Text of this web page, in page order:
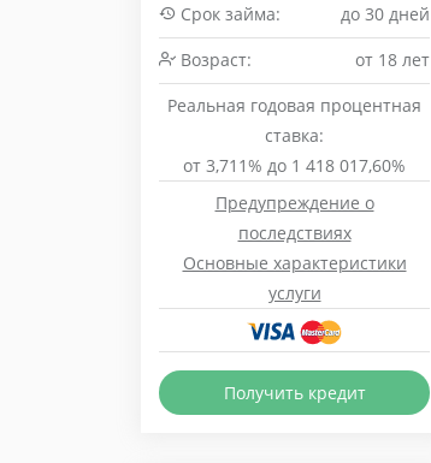
Срок займа:
до 30 дней
Возраст:
от 18 лет
Реальная годовая процентная
ставка:
от 3,711% до 1 418 017,60%
Предупреждение о
последствиях
Основные характеристики
услуги
Получить кредит